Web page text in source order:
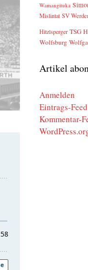
Wamangituka
Mislintat SV
Hitzlsperger TSG
Wolfsburg
Artikel
Anmelden
Eintrags-Feed
Kommentar-